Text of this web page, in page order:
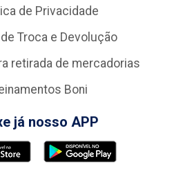
de Privacidade
Troca e Devolução
retirada de mercadorias
Boni
já nosso APP